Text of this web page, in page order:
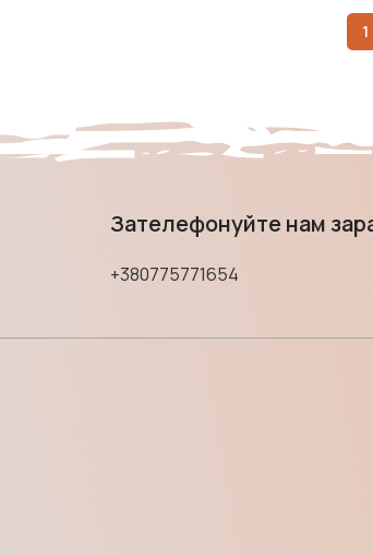
1
Зателефонуйте нам
+380775771654